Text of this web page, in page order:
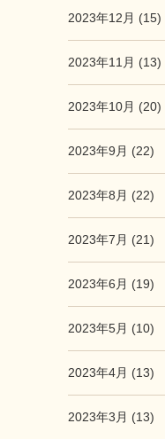
2023年12月 (15)
2023年11月 (13)
2023年10月 (20)
2023年9月 (22)
2023年8月 (22)
2023年7月 (21)
2023年6月 (19)
2023年5月 (10)
2023年4月 (13)
2023年3月 (13)